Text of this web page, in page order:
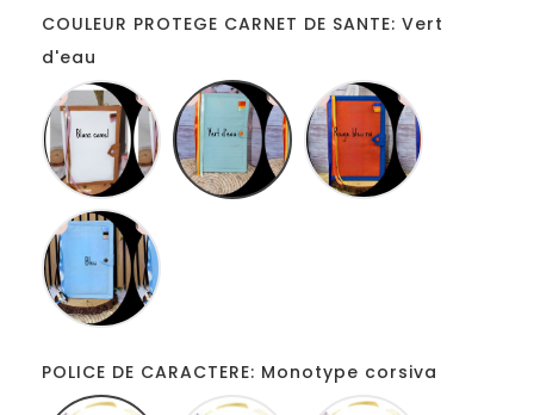
COULEUR PROTEGE CARNET DE SANTE: Vert
d'eau
Blanc
camel
d'eau
roi
POLICE DE CARACTERE: Monotype corsiva
Monotype Disney